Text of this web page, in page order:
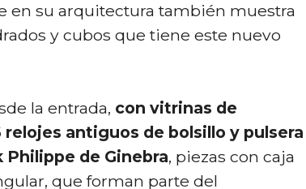
en su arquitectura también muestra
y cubos que tiene este nuevo
la entrada, con vitrinas de
relojes antiguos de bolsillo y pulsera
Philippe de Ginebra, piezas con caja
que forman parte del